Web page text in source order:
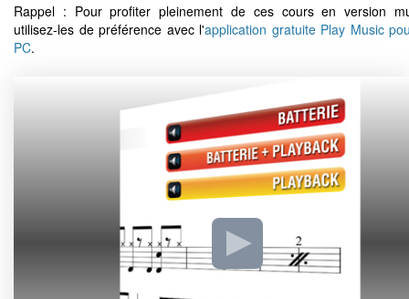
Rappel : Pour profiter pleinement de ces cours en version
utilisez-les de préférence avec l'application gratuite Play Music
PC.